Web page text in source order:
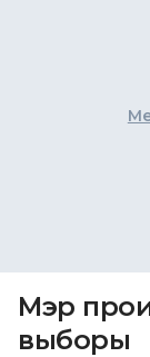
Мэр
выборы